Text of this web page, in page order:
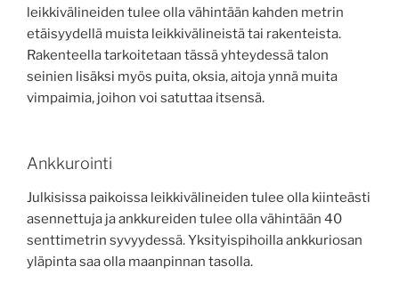
leikkivälineiden tulee olla vähintään kahden metrin
etäisyydellä muista leikkivälineistä tai rakenteista.
Rakenteella tarkoitetaan tässä yhteydessä talon
seinien lisäksi myös puita, oksia, aitoja ynnä muita
vimpaimia, joihon voi satuttaa itsensä.
Ankkurointi
Julkisissa paikoissa leikkivälineiden tulee olla kiinteästi
asennettuja ja ankkureiden tulee olla vähintään 40
senttimetrin syvyydessä. Yksityispihoilla ankkuriosan
yläpinta saa olla maanpinnan tasolla.